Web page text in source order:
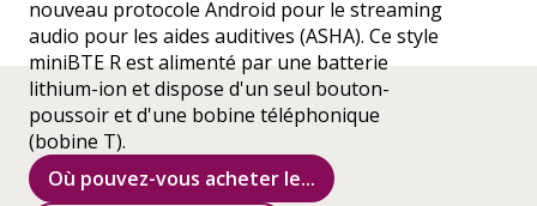
nouveau protocole Android pour le streaming
audio pour les aides auditives (ASHA). Ce style
miniBTE R est alimenté par une batterie
lithium-ion et dispose d'un seul bouton-
poussoir et d'une bobine téléphonique
(bobine T).
Où pouvez-vous acheter le...